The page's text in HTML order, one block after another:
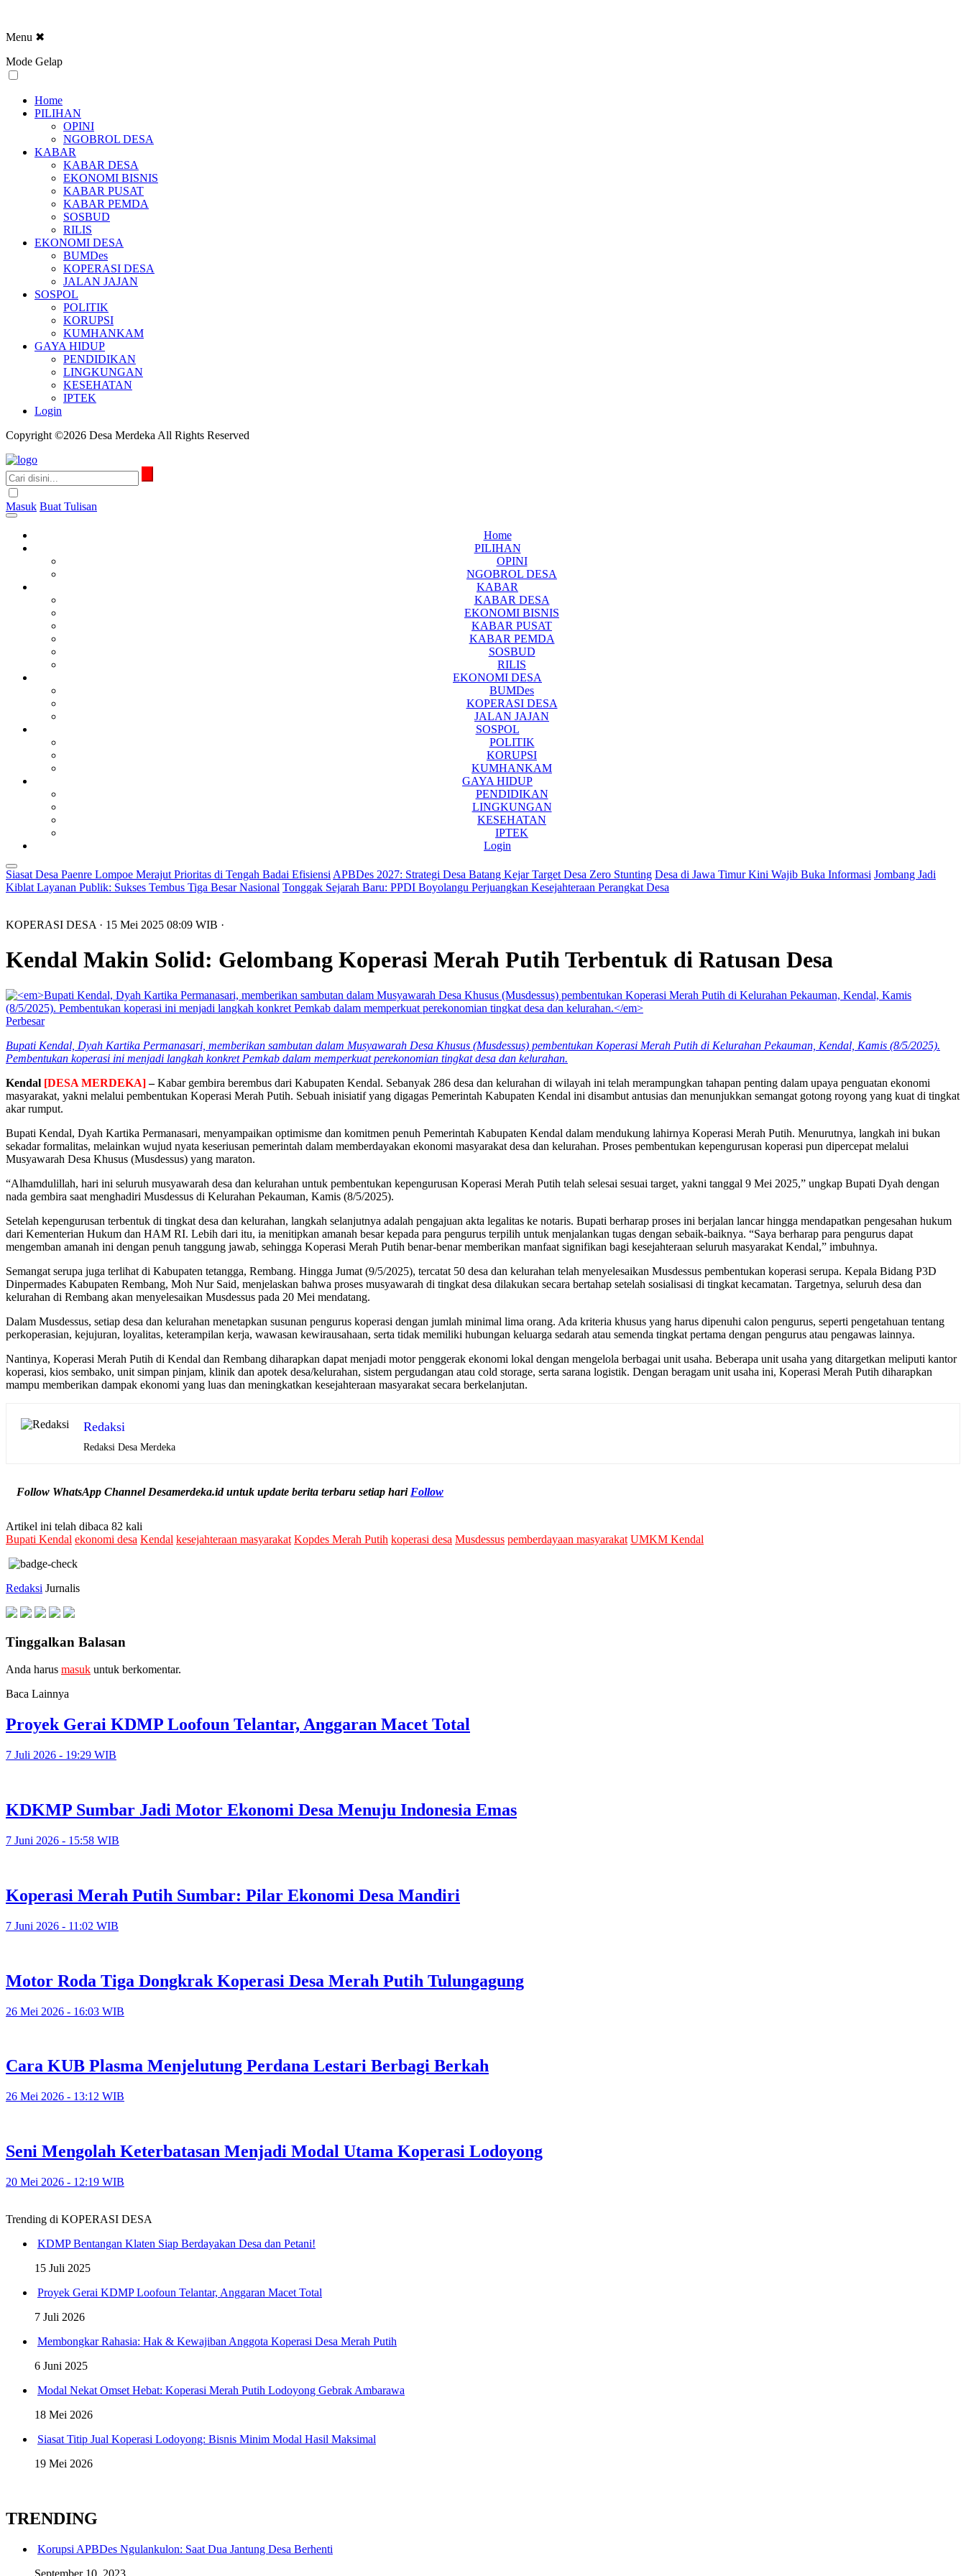
Menu ✖
Mode Gelap
Home
PILIHAN
OPINI
NGOBROL DESA
KABAR
KABAR DESA
EKONOMI BISNIS
KABAR PUSAT
KABAR PEMDA
SOSBUD
RILIS
EKONOMI DESA
BUMDes
KOPERASI DESA
JALAN JAJAN
SOSPOL
POLITIK
KORUPSI
KUMHANKAM
GAYA HIDUP
PENDIDIKAN
LINGKUNGAN
KESEHATAN
IPTEK
Login
Copyright ©2026 Desa Merdeka All Rights Reserved
Masuk Buat Tulisan
Home
PILIHAN
OPINI
NGOBROL DESA
KABAR
KABAR DESA
EKONOMI BISNIS
KABAR PUSAT
KABAR PEMDA
SOSBUD
RILIS
EKONOMI DESA
BUMDes
KOPERASI DESA
JALAN JAJAN
SOSPOL
POLITIK
KORUPSI
KUMHANKAM
GAYA HIDUP
PENDIDIKAN
LINGKUNGAN
KESEHATAN
IPTEK
Login
Siasat Desa Paenre Lompoe Merajut Prioritas di Tengah Badai Efisiensi APBDes 2027: Strategi Desa Batang Kejar Target Desa Zero Stunting Desa di Jawa Timur Kini Wajib Buka Informasi Jombang Jadi
Kiblat Layanan Publik: Sukses Tembus Tiga Besar Nasional Tonggak Sejarah Baru: PPDI Boyolangu Perjuangkan Kesejahteraan Perangkat Desa
KOPERASI DESA · 15 Mei 2025 08:09 WIB ·
Kendal Makin Solid: Gelombang Koperasi Merah Putih Terbentuk di Ratusan Desa
Perbesar
Bupati Kendal, Dyah Kartika Permanasari, memberikan sambutan dalam Musyawarah Desa Khusus (Musdessus) pembentukan Koperasi Merah Putih di Kelurahan Pekauman, Kendal, Kamis (8/5/2025).
Pembentukan koperasi ini menjadi langkah konkret Pemkab dalam memperkuat perekonomian tingkat desa dan kelurahan.
Kendal [DESA MERDEKA]–Kabar gembira berembus dari Kabupaten Kendal. Sebanyak 286 desa dan kelurahan di wilayah ini telah merampungkan tahapan penting dalam upaya penguatan ekonomi
masyarakat, yakni melalui pembentukan Koperasi Merah Putih. Sebuah inisiatif yang digagas Pemerintah Kabupaten Kendal ini disambut antusias dan menunjukkan semangat gotong royong yang kuat di tingkat
akar rumput.
Bupati Kendal, Dyah Kartika Permanasari, menyampaikan optimisme dan komitmen penuh Pemerintah Kabupaten Kendal dalam mendukung lahirnya Koperasi Merah Putih. Menurutnya, langkah ini bukan
sekadar formalitas, melainkan wujud nyata keseriusan pemerintah dalam memberdayakan ekonomi masyarakat desa dan kelurahan. Proses pembentukan kepengurusan koperasi pun dipercepat melalui
Musyawarah Desa Khusus (Musdessus) yang maraton.
“Alhamdulillah, hari ini seluruh musyawarah desa dan kelurahan untuk pembentukan kepengurusan Koperasi Merah Putih telah selesai sesuai target, yakni tanggal 9 Mei 2025,” ungkap Bupati Dyah dengan
nada gembira saat menghadiri Musdessus di Kelurahan Pekauman, Kamis (8/5/2025).
Setelah kepengurusan terbentuk di tingkat desa dan kelurahan, langkah selanjutnya adalah pengajuan akta legalitas ke notaris. Bupati berharap proses ini berjalan lancar hingga mendapatkan pengesahan hukum
dari Kementerian Hukum dan HAM RI. Lebih dari itu, ia menitipkan amanah besar kepada para pengurus terpilih untuk menjalankan tugas dengan sebaik-baiknya. “Saya berharap para pengurus dapat
mengemban amanah ini dengan penuh tanggung jawab, sehingga Koperasi Merah Putih benar-benar memberikan manfaat signifikan bagi kesejahteraan seluruh masyarakat Kendal,” imbuhnya.
Semangat serupa juga terlihat di Kabupaten tetangga, Rembang. Hingga Jumat (9/5/2025), tercatat 50 desa dan kelurahan telah menyelesaikan Musdessus pembentukan koperasi serupa. Kepala Bidang P3D
Dinpermades Kabupaten Rembang, Moh Nur Said, menjelaskan bahwa proses musyawarah di tingkat desa dilakukan secara bertahap setelah sosialisasi di tingkat kecamatan. Targetnya, seluruh desa dan
kelurahan di Rembang akan menyelesaikan Musdessus pada 20 Mei mendatang.
Dalam Musdessus, setiap desa dan kelurahan menetapkan susunan pengurus koperasi dengan jumlah minimal lima orang. Ada kriteria khusus yang harus dipenuhi calon pengurus, seperti pengetahuan tentang
perkoperasian, kejujuran, loyalitas, keterampilan kerja, wawasan kewirausahaan, serta tidak memiliki hubungan keluarga sedarah atau semenda tingkat pertama dengan pengurus atau pengawas lainnya.
Nantinya, Koperasi Merah Putih di Kendal dan Rembang diharapkan dapat menjadi motor penggerak ekonomi lokal dengan mengelola berbagai unit usaha. Beberapa unit usaha yang ditargetkan meliputi kantor
koperasi, kios sembako, unit simpan pinjam, klinik dan apotek desa/kelurahan, sistem pergudangan atau cold storage, serta sarana logistik. Dengan beragam unit usaha ini, Koperasi Merah Putih diharapkan
mampu memberikan dampak ekonomi yang luas dan meningkatkan kesejahteraan masyarakat secara berkelanjutan.
Redaksi
Redaksi Desa Merdeka
Follow WhatsApp Channel Desamerdeka.id untuk update berita terbaru setiap hari Follow
Artikel ini telah dibaca 82 kali
Bupati Kendal ekonomi desa Kendal kesejahteraan masyarakat Kopdes Merah Putih koperasi desa Musdessus pemberdayaan masyarakat UMKM Kendal
Redaksi Jurnalis
Tinggalkan Balasan
Anda harus masuk untuk berkomentar.
Baca Lainnya
Proyek Gerai KDMP Loofoun Telantar, Anggaran Macet Total
7 Juli 2026 - 19:29 WIB
KDKMP Sumbar Jadi Motor Ekonomi Desa Menuju Indonesia Emas
7 Juni 2026 - 15:58 WIB
Koperasi Merah Putih Sumbar: Pilar Ekonomi Desa Mandiri
7 Juni 2026 - 11:02 WIB
Motor Roda Tiga Dongkrak Koperasi Desa Merah Putih Tulungagung
26 Mei 2026 - 16:03 WIB
Cara KUB Plasma Menjelutung Perdana Lestari Berbagi Berkah
26 Mei 2026 - 13:12 WIB
Seni Mengolah Keterbatasan Menjadi Modal Utama Koperasi Lodoyong
20 Mei 2026 - 12:19 WIB
Trending di KOPERASI DESA
KDMP Bentangan Klaten Siap Berdayakan Desa dan Petani!
15 Juli 2025
Proyek Gerai KDMP Loofoun Telantar, Anggaran Macet Total
7 Juli 2026
Membongkar Rahasia: Hak & Kewajiban Anggota Koperasi Desa Merah Putih
6 Juni 2025
Modal Nekat Omset Hebat: Koperasi Merah Putih Lodoyong Gebrak Ambarawa
18 Mei 2026
Siasat Titip Jual Koperasi Lodoyong: Bisnis Minim Modal Hasil Maksimal
19 Mei 2026
TRENDING
Korupsi APBDes Ngulankulon: Saat Dua Jantung Desa Berhenti
September 10, 2023